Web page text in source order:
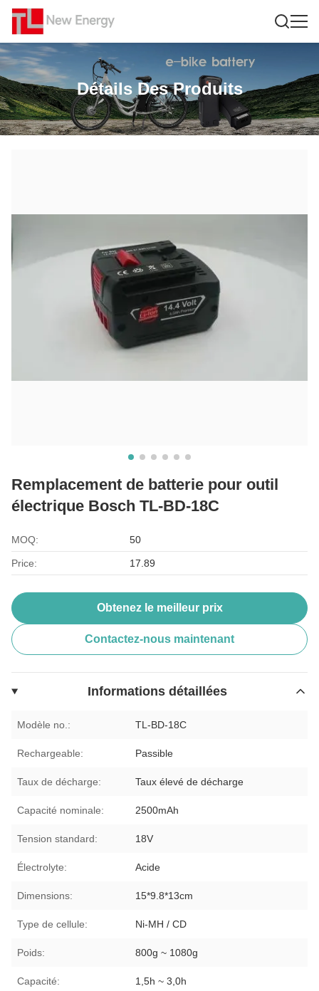
Détails Des Produits
Remplacement de batterie pour outil
électrique Bosch TL-BD-18C
MOQ: 50
Price: 17.89
Obtenez le meilleur prix
Contactez-nous maintenant
Informations détaillées
Modèle no.: TL-BD-18C
Rechargeable: Passible
Taux de décharge: Taux élevé de décharge
Capacité nominale: 2500mAh
Tension standard: 18V
Électrolyte: Acide
Dimensions: 15*9.8*13cm
Type de cellule: Ni-MH / CD
Poids: 800g ~ 1080g
Capacité: 1,5h ~ 3,0h